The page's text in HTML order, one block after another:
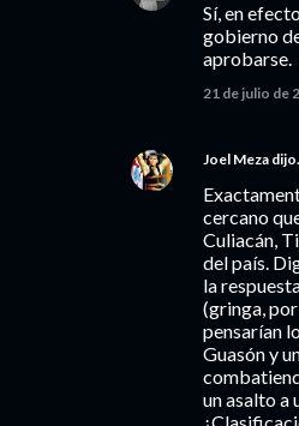
Sí, en
gobierno
aprobarse.
21 de julio de
Joel Meza
cercano
Culiacán,
del país.
la
(gringa,
pensarían
Guasón y
un asalto a